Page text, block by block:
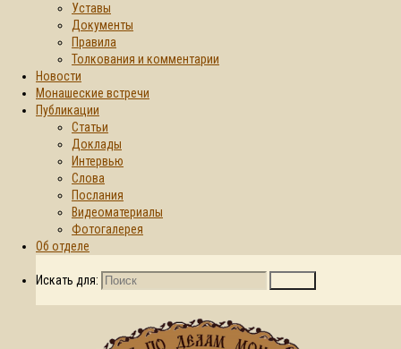
Уставы
Документы
Правила
Толкования и комментарии
Новости
Монашеские встречи
Публикации
Статьи
Доклады
Интервью
Слова
Послания
Видеоматериалы
Фотогалерея
Об отделе
Искать для:
монастырь в
честь Тихвинской
иконы Пресвятой
Богородицы в г.
© 2015-2026. Синодальный отдел по
делам монастырей и монашеству БПЦ